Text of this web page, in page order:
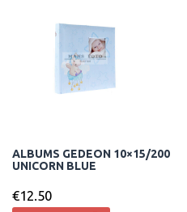
ALBUMS GEDEON 10×15/200
UNICORN BLUE
€12.50